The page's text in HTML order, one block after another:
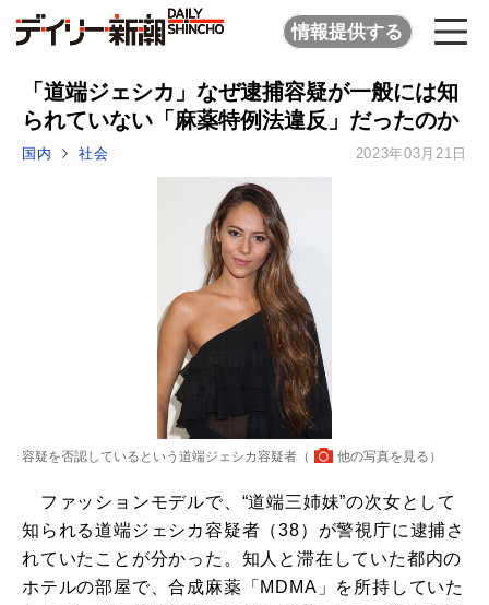
情報提供する
「道端ジェシカ」なぜ逮捕容疑が一般には知
られていない「麻薬特例法違反」だったのか
国内 社会 2023年03月21日
容疑を否認しているという道端ジェシカ容疑者（ 他の写真を見る ）
ファッションモデルで、“道端三姉妹”の次女として
知られる道端ジェシカ容疑者（38）が警視庁に逮捕さ
れていたことが分かった。知人と滞在していた都内の
ホテルの部屋で、合成麻薬「MDMA」を所持していた